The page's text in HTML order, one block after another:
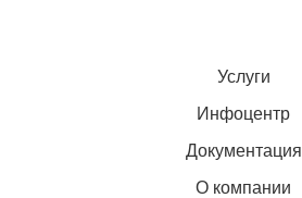
Услуги
Инфоцентр
Документация
О компании